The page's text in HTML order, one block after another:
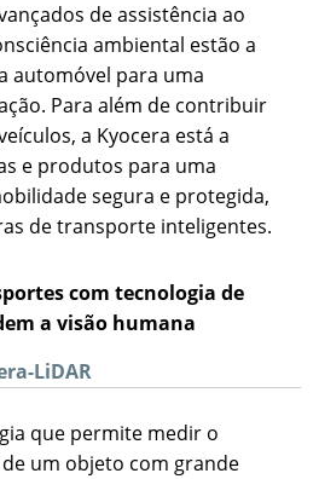
de assistência ao
ambiental estão a
automóvel para uma
Para além de contribuir
a Kyocera está a
e produtos para uma
segura e protegida,
de transporte inteligentes.
com tecnologia de
a visão humana
LiDAR
que permite medir o
um objeto com grande